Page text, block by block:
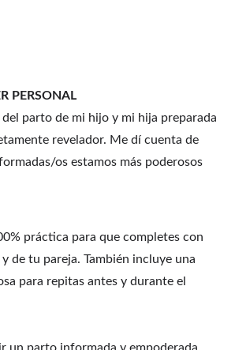
PERSONAL
del parto de mi hijo y mi hija preparada
revelador. Me dí cuenta de
os estamos más poderosos
práctica para que completes con
de tu pareja. También incluye una
para repitas antes y durante el